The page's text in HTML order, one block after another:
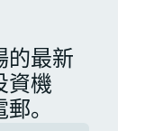
的最新
資機
。